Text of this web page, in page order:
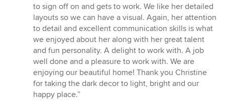
to sign off on and gets to work. We like her detailed
layouts so we can have a visual. Again, her attention
to detail and excellent communication skills is what
we enjoyed about her along with her great talent
and fun personality. A delight to work with. A job
well done and a pleasure to work with. We are
enjoying our beautiful home! Thank you Christine
for taking the dark decor to light, bright and our
happy place.”